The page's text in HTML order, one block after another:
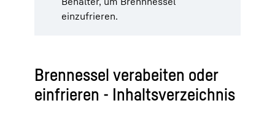
einzufrieren.
Brennessel verabeiten oder
einfrieren - Inhaltsverzeichnis